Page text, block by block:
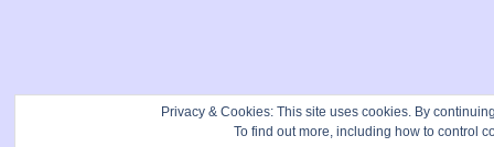
Privacy & Cookies: This site uses cookies. By
To find out more, including how to control